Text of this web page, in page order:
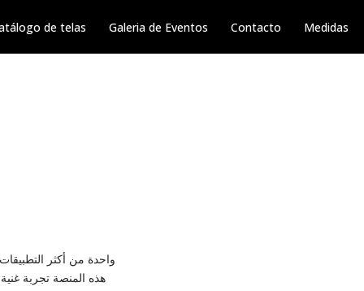
de telas Galeria de Eventos Contacto Medidas
هذه المنصة تجربة